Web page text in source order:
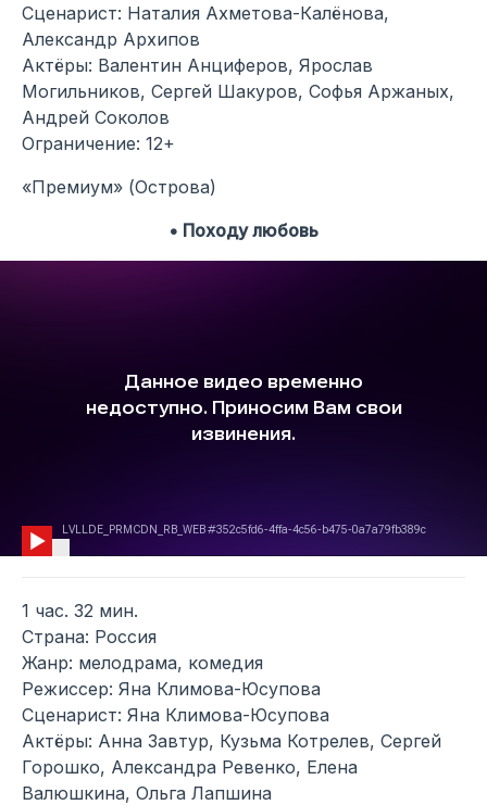
Сценарист: Наталия Ахметова-Калёнова,
Александр Архипов
Актёры: Валентин Анциферов, Ярослав
Могильников, Сергей Шакуров, Софья Аржаных,
Андрей Соколов
Ограничение: 12+
«Премиум» (Острова)
• Походу любовь
1 час. 32 мин.
Страна: Россия
Жанр: мелодрама, комедия
Режиссер: Яна Климова-Юсупова
Сценарист: Яна Климова-Юсупова
Актёры: Анна Завтур, Кузьма Котрелев, Сергей
Горошко, Александра Ревенко, Елена
Валюшкина, Ольга Лапшина